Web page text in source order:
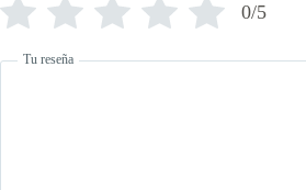
0/5
Tu reseña